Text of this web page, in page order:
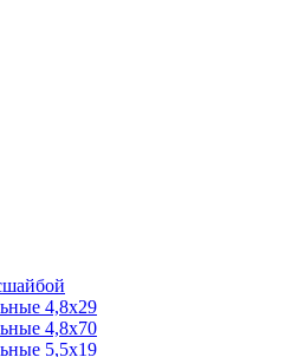
4,8х29
4,8х70
5,5х19